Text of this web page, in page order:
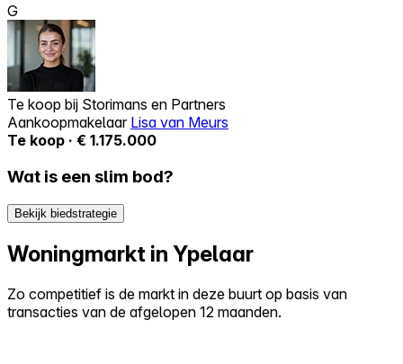
G
Te koop bij Storimans en Partners
Aankoopmakelaar Lisa van Meurs
Te koop · € 1.175.000
Wat is een slim bod?
Bekijk biedstrategie
Woningmarkt in Ypelaar
Zo competitief is de markt in deze buurt op basis van
transacties van de afgelopen 12 maanden.